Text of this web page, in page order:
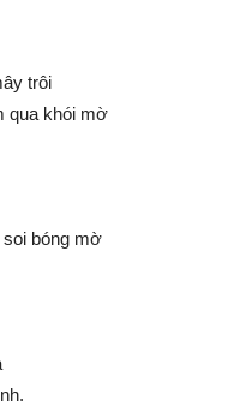
trôi
qua khói mờ
soi bóng mờ